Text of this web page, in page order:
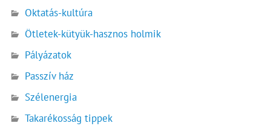
Oktatás-kultúra
Ötletek-kütyük-hasznos holmik
Pályázatok
Passzív ház
Szélenergia
Takarékosság tippek